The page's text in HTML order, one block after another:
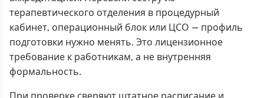
терапевтического отделения в процедурный
кабинет, операционный блок или ЦСО — профиль
подготовки нужно менять. Это лицензионное
требование к работникам, а не внутренняя
формальность.